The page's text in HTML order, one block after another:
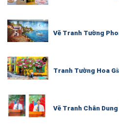
Vẽ Tranh Tường
Tranh Tường Hoa
Vẽ Tranh Chân